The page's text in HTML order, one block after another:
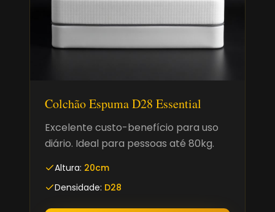
Colchão Espuma D28 Essential
Excelente custo-benefício para uso
diário. Ideal para pessoas até 80kg.
Altura: 20cm
Densidade: D28